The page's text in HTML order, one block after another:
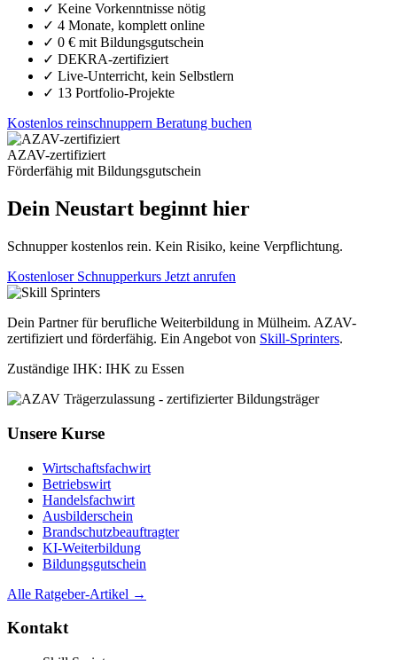
✓ Keine Vorkenntnisse nötig
✓ 4 Monate, komplett online
✓ 0 € mit Bildungsgutschein
✓ DEKRA-zertifiziert
✓ Live-Unterricht, kein Selbstlern
✓ 13 Portfolio-Projekte
Kostenlos reinschnuppern Beratung buchen
AZAV-zertifiziert
Förderfähig mit Bildungsgutschein
Dein Neustart beginnt hier
Schnupper kostenlos rein. Kein Risiko, keine Verpflichtung.
Kostenloser Schnupperkurs Jetzt anrufen
Dein Partner für berufliche Weiterbildung in Mülheim. AZAV-
zertifiziert und förderfähig. Ein Angebot von Skill-Sprinters.
Zuständige IHK: IHK zu Essen
Unsere Kurse
Wirtschaftsfachwirt
Betriebswirt
Handelsfachwirt
Ausbilderschein
Brandschutzbeauftragter
KI-Weiterbildung
Bildungsgutschein
Alle Ratgeber-Artikel →
Kontakt